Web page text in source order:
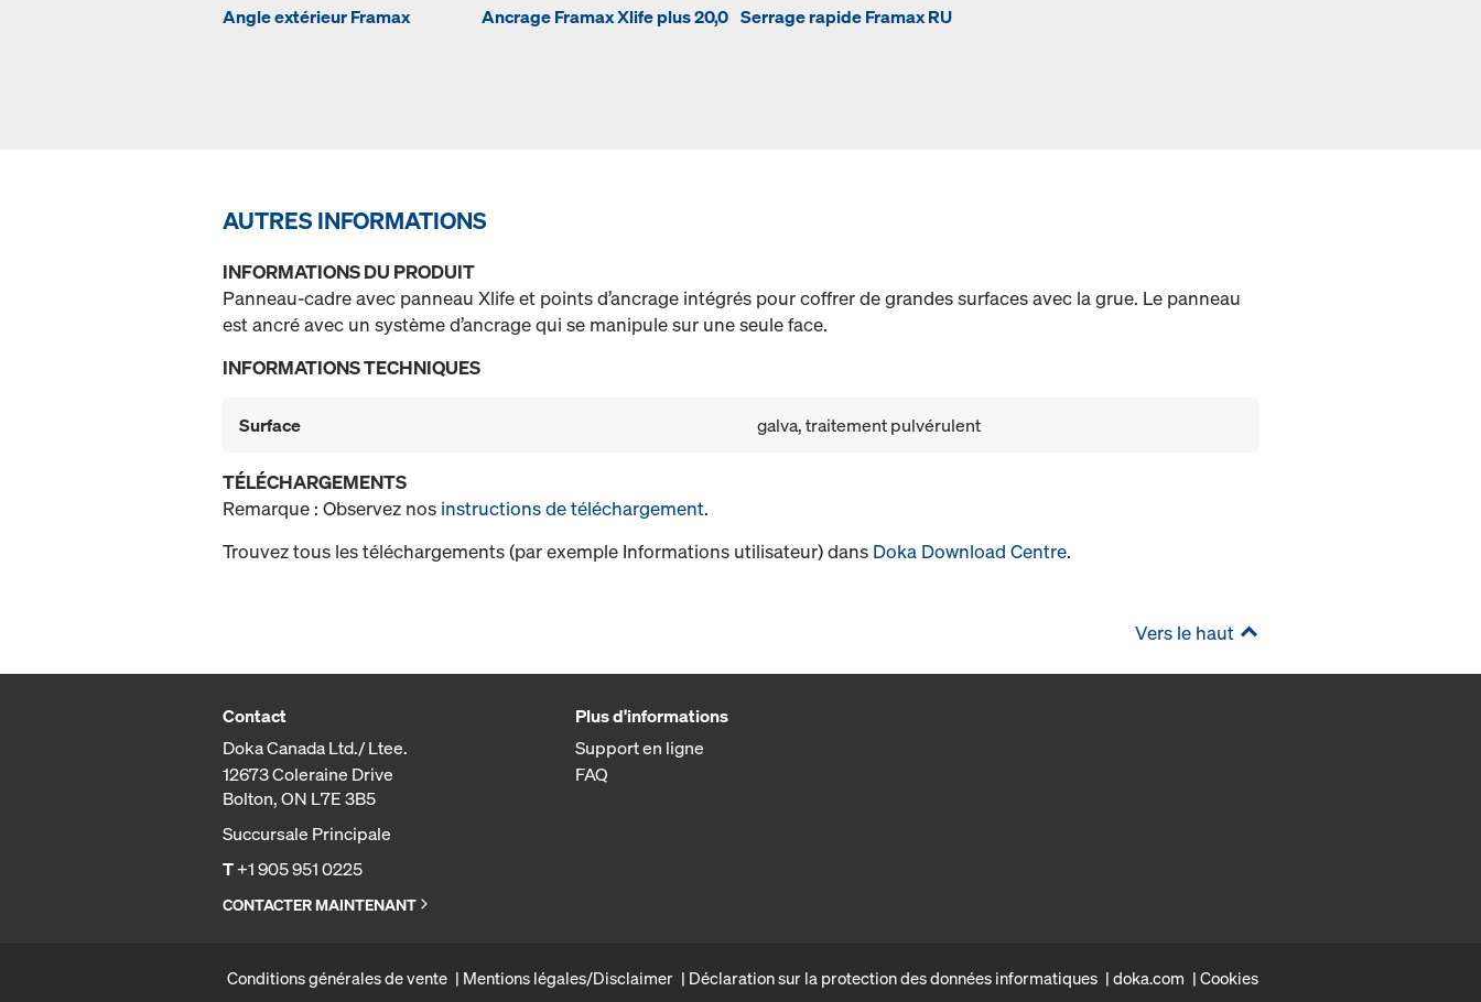
Angle extérieur Framax Ancrage Framax Xlife plus 20,0 Serrage rapide Framax RU
AUTRES INFORMATIONS
INFORMATIONS DU PRODUIT
Panneau-cadre avec panneau Xlife et points d’ancrage intégrés pour coffrer de grandes surfaces avec la grue. Le panneau
est ancré avec un système d’ancrage qui se manipule sur une seule face.
INFORMATIONS TECHNIQUES
Surface galva, traitement pulvérulent
TÉLÉCHARGEMENTS
Remarque : Observez nos instructions de téléchargement.
Trouvez tous les téléchargements (par exemple Informations utilisateur) dans Doka Download Centre.
Vers le haut
Contact
Doka Canada Ltd./ Ltee.
12673 Coleraine Drive
Bolton, ON L7E 3B5
Succursale Principale
T+1 905 951 0225
CONTACTER MAINTENANT
Plus d'informations
Support en ligne
FAQ
Conditions générales de vente Mentions légales/Disclaimer Déclaration sur la protection des données informatiques doka.com Cookies